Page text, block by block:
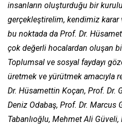
insanların oluşturduğu bir
gerçekleştirelim, kendimiz karar
bu noktada da Prof. Dr.
çok değerli hocalardan oluşan
Toplumsal ve sosyal faydayı
üretmek ve yürütmek amacıyla
Dr. Hüsamettin Koçan, Prof. Dr.
Deniz Odabaş, Prof. Dr. Marcus
Tabanlıoğlu, Mehmet Ali